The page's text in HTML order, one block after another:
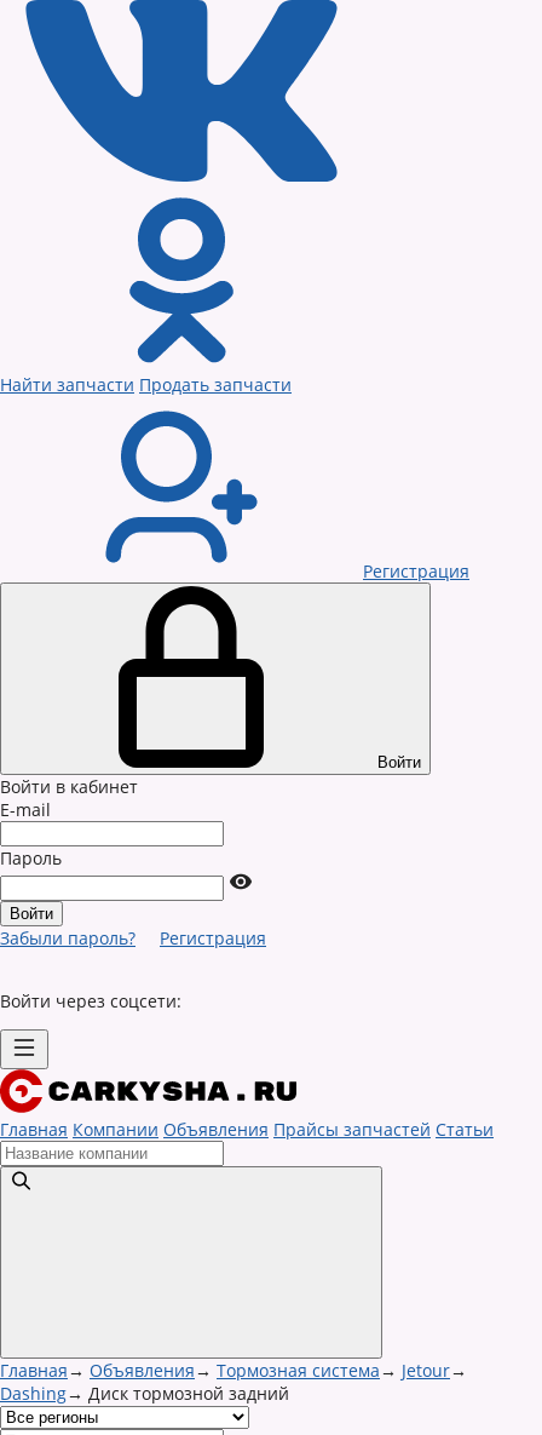
Найти запчасти Продать запчасти
Регистрация
Войти
Войти в кабинет
E-mail
Пароль
Забыли пароль? Регистрация
Войти через соцсети:
Главная Компании Объявления Прайсы запчастей Статьи
Главная→ Объявления→ Тормозная система→ Jetour→
Dashing→ Диск тормозной задний